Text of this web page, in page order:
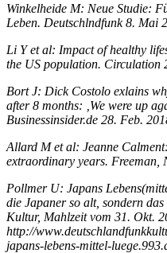
Winkelheide M: Neue Studie:
Leben. Deutschlndfunk 8. Mai
Li Y et al: Impact of healthy
the US population. Circulation
Bort J: Dick Costolo exlains
after 8 months: ‚We were up
Businessinsider.de 28. Feb.
Allard M et al: Jeanne
extraordinary years. Freeman,
Pollmer U: Japans
die Japaner so alt, sondern
Kultur, Mahlzeit vom 31. Okt.
http://
japans-lebens-mittel-